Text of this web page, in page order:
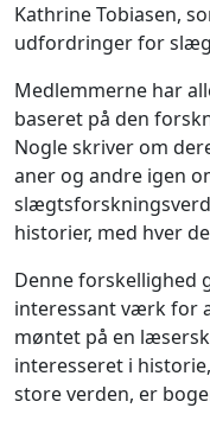
Kathrine Tobiasen,
udfordringer for
Medlemmerne har
baseret på den
Nogle skriver om
aner og andre igen
historier, med hver
Denne forskellighed
interessant værk for
møntet på en
interesseret i
store verden, er